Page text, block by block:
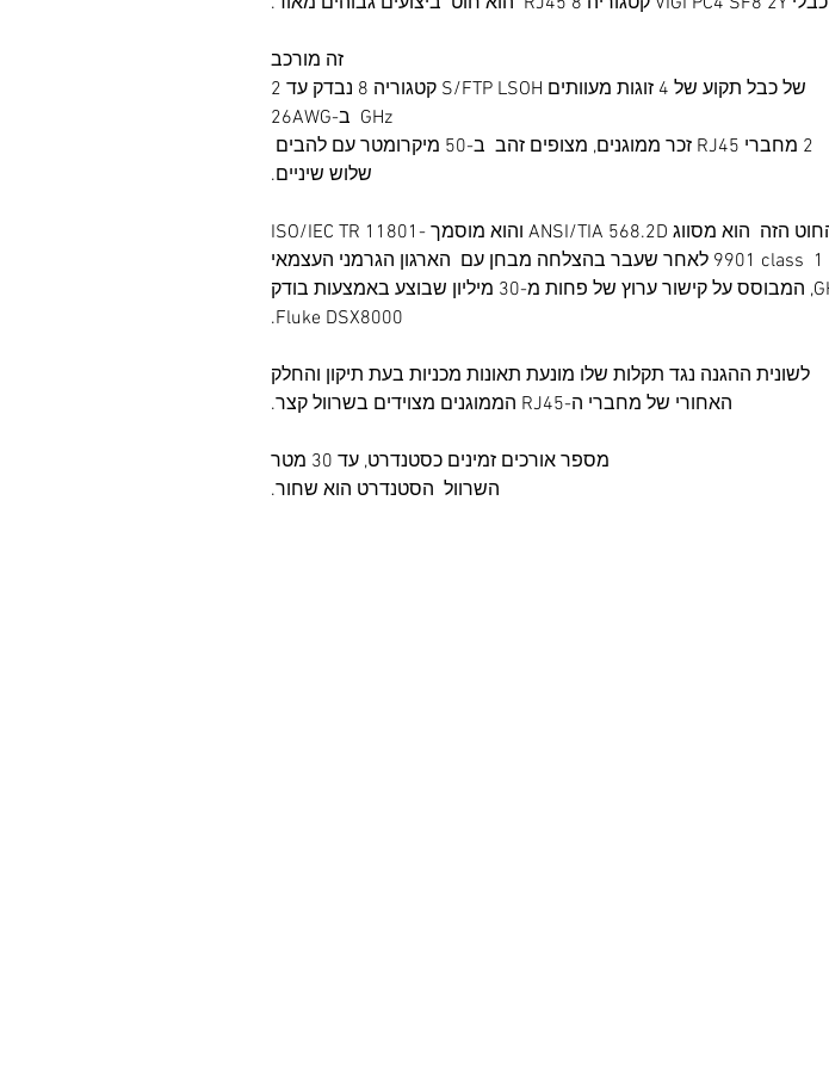
זה מורכב
של כבל תקוע של 4 זוגות מעוותים S/FTP LSOH קטגוריה 8 נבדק עד 2
GHz ב-26AWG
2 מחברי RJ45 זכר ממוגנים, מצופים זהב ב-50 מיקרומטר עם להבים
שלוש שיניים.
החוט הזה הוא מסווג ANSI/TIA 568.2D והוא מוסמך ISO/IEC TR 11801-
9901 class 1 לאחר שעבר בהצלחה מבחן עם הארגון הגרמני העצמאי
GHMT, המבוסס על קישור ערוץ של פחות מ-30 מיליון שבוצע באמצעות בודק
Fluke DSX8000.
לשונית ההגנה נגד תקלות שלו מונעת תאונות מכניות בעת תיקון והחלק
האחורי של מחברי ה-RJ45 הממוגנים מצוידים בשרוול קצר.
מספר אורכים זמינים כסטנדרט, עד 30 מטר
השרוול הסטנדרט הוא שחור.